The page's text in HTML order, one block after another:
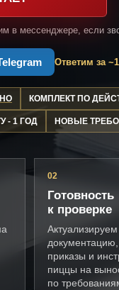
в мессенджере, если
Ответим за
КОМПЛЕКТ ПО
- 1 ГОД НОВЫЕ
02
Готовность
к проверке
Актуализируем
приказы и
пиццы на
по